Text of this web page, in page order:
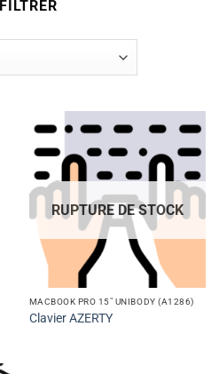
FILTRER
RUPTURE DE STOCK
MACBOOK PRO 15" UNIBODY (A1286)
Clavier AZERTY